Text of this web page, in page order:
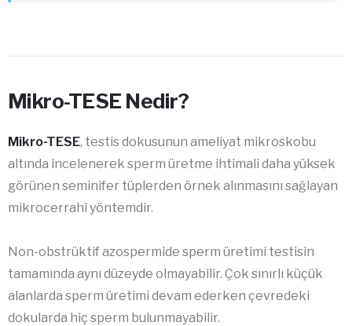
Mikro-TESE Nedir?
Mikro-TESE, testis dokusunun ameliyat mikroskobu
altında incelenerek sperm üretme ihtimali daha yüksek
görünen seminifer tüplerden örnek alınmasını sağlayan
mikrocerrahi yöntemdir.
Non-obstrüktif azospermide sperm üretimi testisin
tamamında aynı düzeyde olmayabilir. Çok sınırlı küçük
alanlarda sperm üretimi devam ederken çevredeki
dokularda hiç sperm bulunmayabilir.